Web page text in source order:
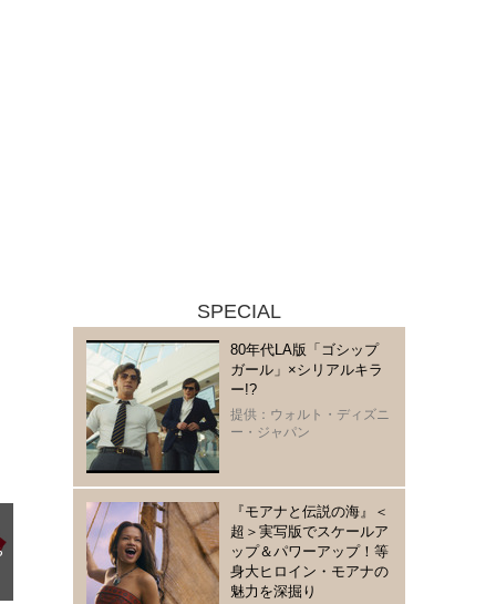
SPECIAL
80年代LA版「ゴシップ
ガール」×シリアルキラ
ー!?
提供：ウォルト・ディズニ
ー・ジャパン
『モアナと伝説の海』＜
超＞実写版でスケールア
ップ＆パワーアップ！等
身大ヒロイン・モアナの
魅力を深掘り